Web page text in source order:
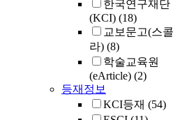
한국연구재단
(KCI) (18)
교보문고(스콜
라) (8)
학술교육원
(eArticle) (2)
등재정보
KCI등재 (54)